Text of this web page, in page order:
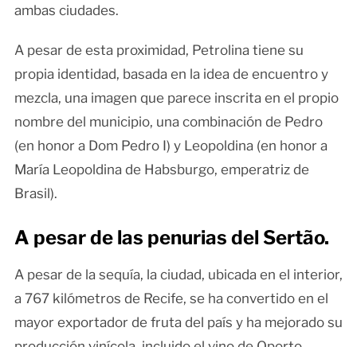
ambas ciudades.
A pesar de esta proximidad, Petrolina tiene su
propia identidad, basada en la idea de encuentro y
mezcla, una imagen que parece inscrita en el propio
nombre del municipio, una combinación de Pedro
(en honor a Dom Pedro I) y Leopoldina (en honor a
María Leopoldina de Habsburgo, emperatriz de
Brasil).
A pesar de las penurias del Sertão.
A pesar de la sequía, la ciudad, ubicada en el interior,
a 767 kilómetros de Recife, se ha convertido en el
mayor exportador de fruta del país y ha mejorado su